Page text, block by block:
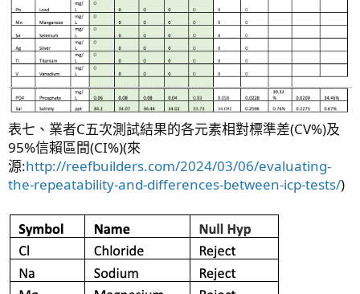
表七、業者C五次測試結果的各元素相對標準差(CV%)及
95%信賴區間(CI%)(來
源:http://reefbuilders.com/2024/03/06/evaluating-
the-repeatability-and-differences-between-icp-tests/)